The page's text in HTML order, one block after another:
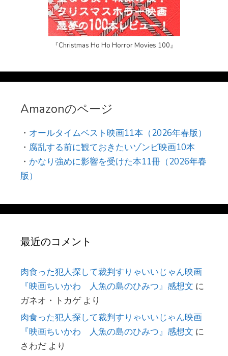
『Christmas Ho Ho Horror Movies 100』
Amazonのページ
・ オールタイムベスト映画11本（2026年春版）
・ 腐乱する前に観ておきたいゾンビ映画10本
・ かなり強めに影響を受けた本11冊（2026年春
版）
最近のコメント
肉食った犯人探して裁判すりゃいいじゃん映画
『映画ちいかわ 人魚の島のひみつ』感想文 に
ガネオ・トカゲより
肉食った犯人探して裁判すりゃいいじゃん映画
『映画ちいかわ 人魚の島のひみつ』感想文 に
さわだ より